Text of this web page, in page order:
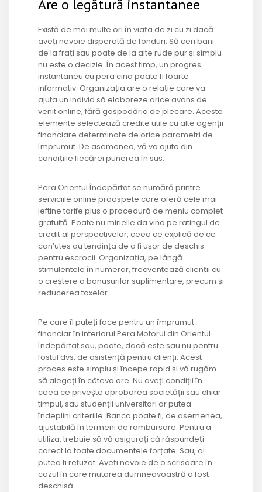
Are o legătură instantanee
Există de mai multe ori în viața de zi cu zi dacă
aveți nevoie disperată de fonduri. Să ceri bani
de la frați sau poate de la alte rude pur și simplu
nu este o decizie. În acest timp, un progres
instantaneu cu pera cina poate fi foarte
informativ. Organizația are o relație care va
ajuta un individ să elaboreze orice avans de
venit online, fără gospodăria de plecare. Aceste
elemente selectează credite utile cu alte agenții
financiare determinate de orice parametri de
împrumut. De asemenea, vă va ajuta din
condițiile fiecărei punerea în sus.
Pera Orientul Îndepărtat se numără printre
serviciile online proaspete care oferă cele mai
ieftine tarife plus o procedură de meniu complet
gratuită. Poate nu mirielle da vina pe ratingul de
credit al perspectivelor, ceea ce explică de ce
can’utes au tendința de a fi ușor de deschis
pentru escrocii. Organizația, pe lângă
stimulentele în numerar, frecventează clienții cu
o creștere a bonusurilor suplimentare, precum și
reducerea taxelor.
Pe care îl puteți face pentru un împrumut
financiar în interiorul Pera Motorul din Orientul
Îndepărtat sau, poate, dacă este sau nu pentru
fostul dvs. de asistență pentru clienți. Acest
proces este simplu și începe rapid și vă rugăm
să alegeți în câteva ore. Nu aveți condiții în
ceea ce privește aprobarea societății sau chiar
timpul, sau studenții universitari ar putea
îndeplini criteriile. Banca poate fi, de asemenea,
ajustabilă în termeni de rambursare. Pentru a
utiliza, trebuie să vă asigurați că răspundeți
corect la toate documentele forțate. Sau, ai
putea fi refuzat. Aveți nevoie de o scrisoare în
cazul în care mutarea dumneavoastră a fost
deschisă.